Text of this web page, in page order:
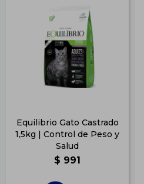
Equilibrio Gato Castrado
1,5kg | Control de Peso y
Salud
$ 991